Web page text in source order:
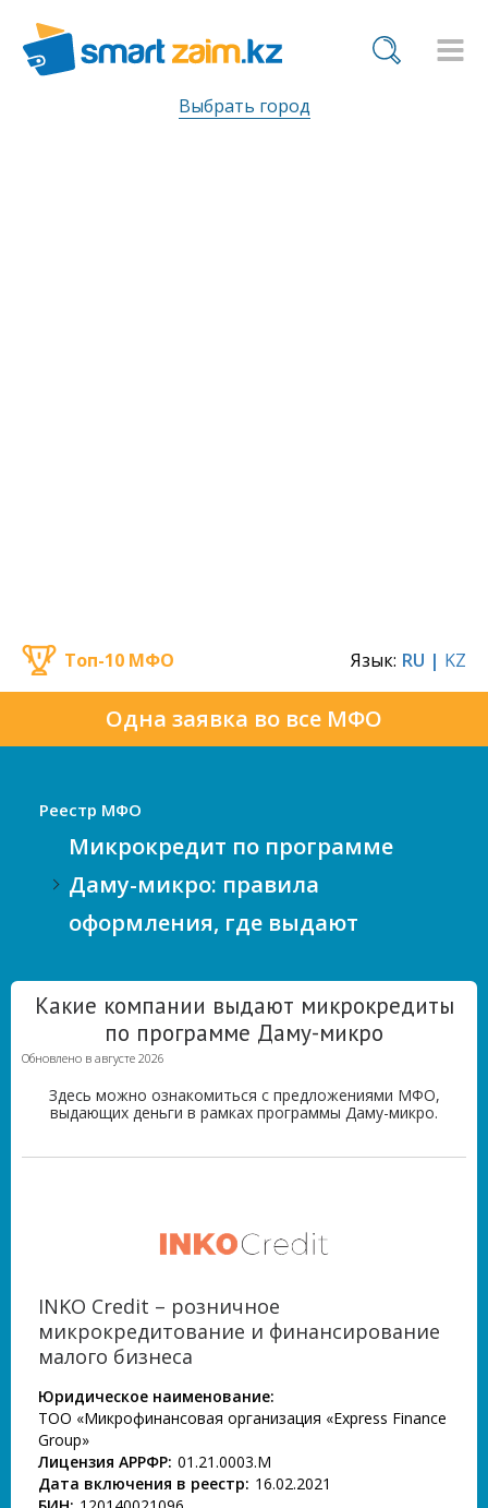
Выбрать город
Одна заявка во все МФО
Топ-10 МФО Язык: RU | KZ
Реестр МФО
Микрокредит по программе
Даму-микро: правила
оформления, где выдают
Какие компании выдают микрокредиты
по программе Даму-микро
Обновлено в августе 2026
Здесь можно ознакомиться с предложениями МФО,
выдающих деньги в рамках программы Даму-микро.
INKO Credit – розничное
микрокредитование и финансирование
малого бизнеса
Юридическое наименование:
ТОО «Микрофинансовая организация «Express Finance
Group»
Лицензия АРРФР: 01.21.0003.М
Дата включения в реестр: 16.02.2021